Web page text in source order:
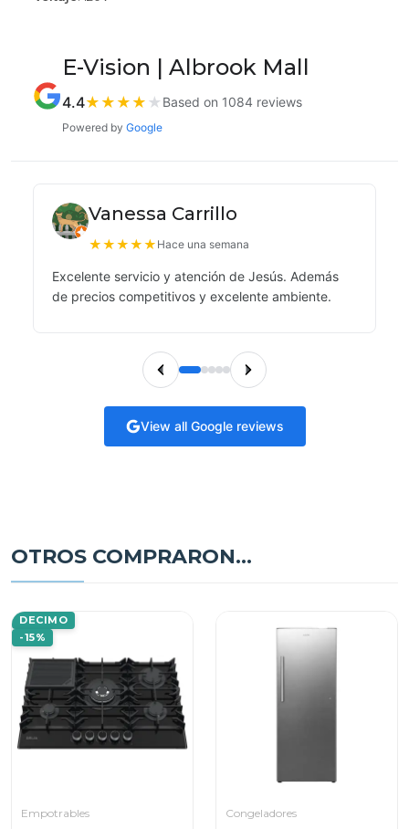
E-Vision | Albrook Mall
4.4★ ★ ★ ★ ★ Based on 1084 reviews
Powered by Google
Vanessa Carrillo
★★★★★ Hace una semana
Excelente servicio y atención de Jesús. Además
de precios competitivos y excelente ambiente.
View all Google reviews
OTROS COMPRARON...
DECIMO
-15%
Empotrables Congeladores